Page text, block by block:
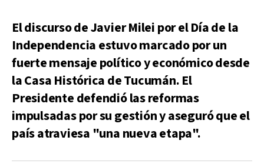
El discurso de Javier Milei por el Día de la
Independencia estuvo marcado por un
fuerte mensaje político y económico desde
la Casa Histórica de Tucumán. El
Presidente defendió las reformas
impulsadas por su gestión y aseguró que el
país atraviesa "una nueva etapa".